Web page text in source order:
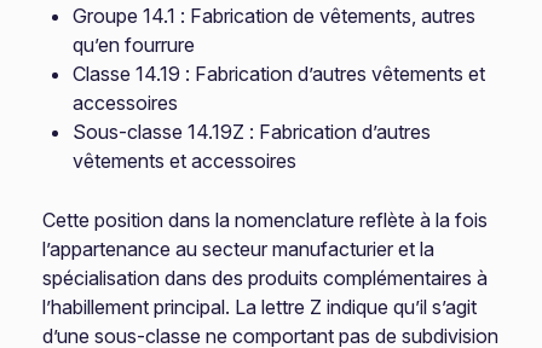
Groupe 14.1 : Fabrication de vêtements, autres
qu’en fourrure
Classe 14.19 : Fabrication d’autres vêtements et
accessoires
Sous-classe 14.19Z : Fabrication d’autres
vêtements et accessoires
Cette position dans la nomenclature reflète à la fois
l’appartenance au secteur manufacturier et la
spécialisation dans des produits complémentaires à
l’habillement principal. La lettre Z indique qu’il s’agit
d’une sous-classe ne comportant pas de subdivision